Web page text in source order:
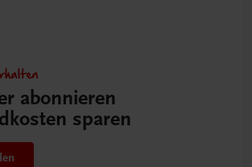
abonnieren
sparen